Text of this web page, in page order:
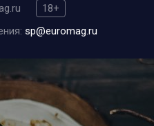
18+
sp@euromag.ru